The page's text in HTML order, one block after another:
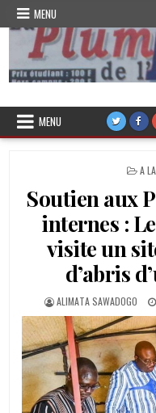
Skip
content
MENU
Plume de
MENU
A
Soutien aux
internes :
visite un
d’abris
AUTHOR:
ALIMATA SAWADOGO